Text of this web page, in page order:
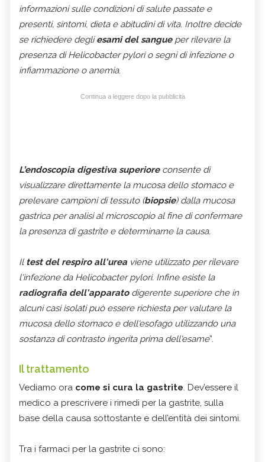
informazioni sulle condizioni di salute passate e
presenti, sintomi, dieta e abitudini di vita. Inoltre decide
se richiedere degliesami del sangueper rilevare la
presenza di Helicobacter pylori o segni di infezione o
infiammazione o anemia.
Continua a leggere dopo la pubblicità
L’endoscopia digestiva superioreconsente di
visualizzare direttamente la mucosa dello stomaco e
prelevare campioni di tessuto (biopsie) dalla mucosa
gastrica per analisi al microscopio al fine di confermare
la presenza di gastrite e determinarne la causa.
Il test del respiro all'urea viene utilizzato per rilevare
l'infezione da Helicobacter pylori. Infine esiste la
radiografia dell'apparatodigerente superiore che in
alcuni casi isolati può essere richiesta per valutare la
mucosa dello stomaco e dell'esofago utilizzando una
sostanza di contrasto ingerita prima dell'esame”.
Il trattamento
Vediamo ora come si cura la gastrite. Dev’essere il
medico a prescrivere i rimedi per la gastrite, sulla
base della causa sottostante e dell’entità dei sintomi.
Tra i farmaci per la gastrite ci sono: